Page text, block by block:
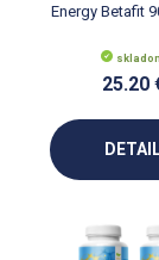
Energy Betafit
25.20